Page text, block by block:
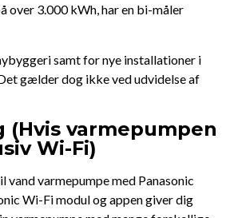
over 3.000 kWh, har en bi-måler
samt for nye installationer i
gælder dog ikke ved udvidelse af
(Hvis varmepumpen
Wi-Fi)
varmepumpe med Panasonic
Wi-Fi modul og appen giver dig